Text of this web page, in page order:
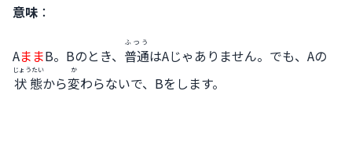
意味 ：
AままB。Bのとき、 普通
ふつう
はAじゃありません。でも、Aの
状態
じょうたい
から変
か
わらないで、Bをします。